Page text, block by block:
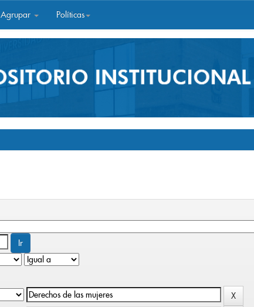
Agrupar Políticas